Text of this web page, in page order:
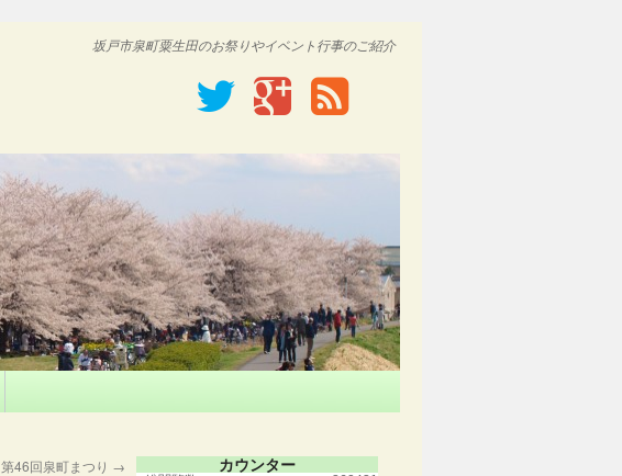
坂戸市泉町粟生田のお祭りやイベント行事のご紹介
第46回泉町まつり → カウンター